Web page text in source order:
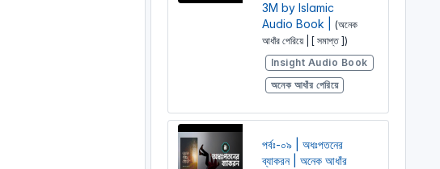
3M by Islamic
Audio Book |
(অনেক
আধাঁর পেরিয়ে | [ সমাপ্ত ])
Insight Audio Book
অনেক আধাঁর পেরিয়ে
পর্বঃ-০৯ | অধঃপতনের
ব্যাকরন | অনেক আধাঁর